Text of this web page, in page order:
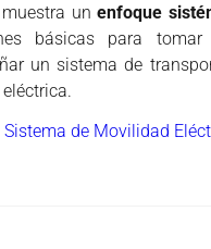
muestra unenfoque
básicas para
un sistema de
Sistema de Movilidad